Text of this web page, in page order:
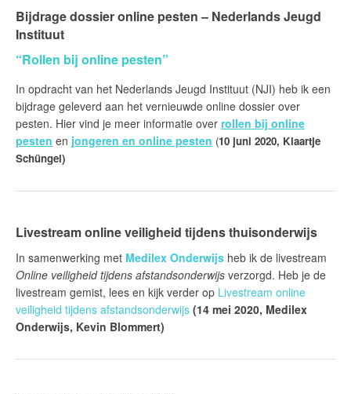
Bijdrage dossier online pesten – Nederlands Jeugd
Instituut
“Rollen bij online pesten”
In opdracht van het Nederlands Jeugd Instituut (NJI) heb ik een
bijdrage geleverd aan het vernieuwde online dossier over
pesten. Hier vind je meer informatie over rollen bij online
pesten en jongeren en online pesten (10 juni 2020, Klaartje
Schüngel)
Livestream online veiligheid tijdens thuisonderwijs
In samenwerking met Medilex Onderwijs heb ik de livestream
Online veiligheid tijdens afstandsonderwijs verzorgd. Heb je de
livestream gemist, lees en kijk verder op Livestream online
veiligheid tijdens afstandsonderwijs (14 mei 2020, Medilex
Onderwijs, Kevin Blommert)